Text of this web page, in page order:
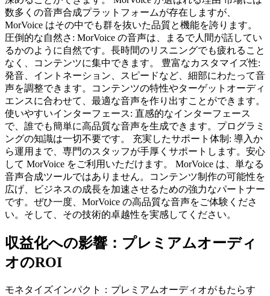
数多くの音声合成プラットフォームが存在しますが、
MorVoice はその中でも群を抜いた品質と機能を誇ります。
圧倒的な自然さ: MorVoice の音声は、まるで人間が話してい
るかのように自然です。長時間のリスニングでも疲れること
なく、コンテンツに集中できます。 豊富なカスタマイズ性:
発音、イントネーション、スピードなど、細部にわたって音
声を調整できます。コンテンツの特性やターゲットオーディ
エンスに合わせて、最適な音声を作り出すことができます。
使いやすいインターフェース: 直感的なインターフェース
で、誰でも簡単に高品質な音声を生成できます。プログラミ
ングの知識は一切不要です。 充実したサポート体制: 導入か
ら運用まで、専門のスタッフが手厚くサポートします。安心
して MorVoice をご利用いただけます。 MorVoice は、単なる
音声合成ツールではありません。コンテンツ制作の可能性を
広げ、ビジネスの成長を加速させるための強力なパートナー
です。ぜひ一度、MorVoice の高品質な音声をご体験くださ
い。そして、その技術的卓越性を実感してください。
収益化への影響：プレミアムオーディ
オのROI
モネタイズインパクト：プレミアムオーディオがもたらす